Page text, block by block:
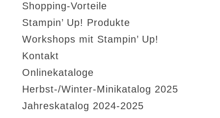
Shopping-Vorteile
Stampin’ Up! Produkte
Workshops mit Stampin’ Up!
Kontakt
Onlinekataloge
Herbst-/Winter-Minikatalog 2025
Jahreskatalog 2024-2025